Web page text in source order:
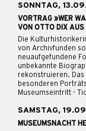
SONNTAG,
VORTRAG »WER
VON OTTO DIX
Die
von Archivfunden
neuaufgefundene
unbekannte
rekonstruieren.
besonderen
Museumseintritt ·
SAMSTAG,
MUSEUMSNACHT